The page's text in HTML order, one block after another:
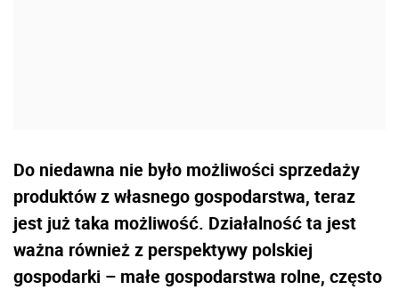
Do niedawna nie było możliwości sprzedaży
produktów z własnego gospodarstwa, teraz
jest już taka możliwość. Działalność ta jest
ważna również z perspektywy polskiej
gospodarki – małe gospodarstwa rolne, często